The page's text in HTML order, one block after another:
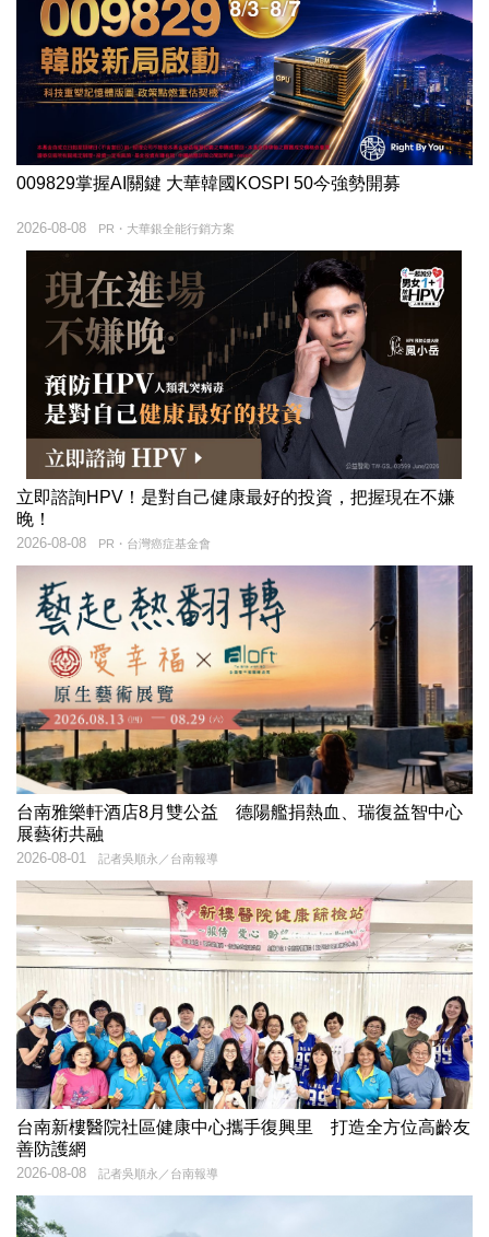
009829掌握AI關鍵 大華韓國KOSPI 50今強勢開募
PR・大華銀全能行銷方案
2026-08-08
立即諮詢HPV！是對自己健康最好的投資，把握現在不嫌
晚！
PR・台灣癌症基金會
2026-08-08
台南雅樂軒酒店8月雙公益 德陽艦捐熱血、瑞復益智中心
展藝術共融
記者吳順永／台南報導
2026-08-01
台南新樓醫院社區健康中心攜手復興里 打造全方位高齡友
善防護網
記者吳順永／台南報導
2026-08-08